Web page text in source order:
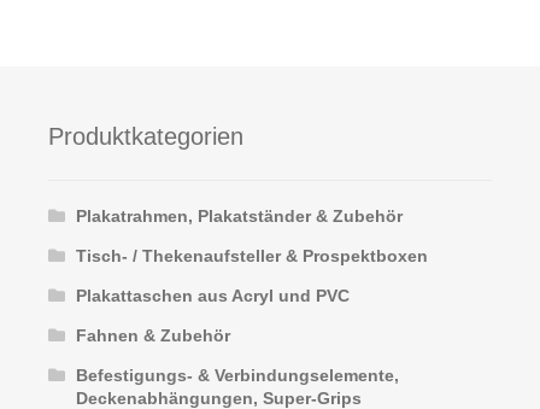
Produktkategorien
Plakatrahmen, Plakatständer & Zubehör
Tisch- / Thekenaufsteller & Prospektboxen
Plakattaschen aus Acryl und PVC
Fahnen & Zubehör
Befestigungs- & Verbindungselemente,
Deckenabhängungen, Super-Grips